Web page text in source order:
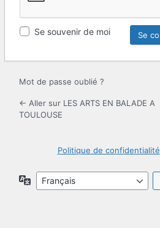
Se souvenir de moi
Mot de passe oublié ?
← Aller sur LES ARTS EN BALADE A
TOULOUSE
Politique de confidentialité
Langue